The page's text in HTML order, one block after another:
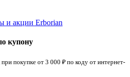
купону
покупке от 3 000 ₽ по коду от интернет-